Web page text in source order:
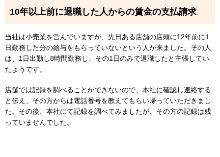
10年以上前に退職した人からの賃金の支払請求
当社は小売業を営んでいますが、先日ある店舗の店頭に12年前に1
日勤務した分の給与をもらっていないという人が来ました。その人
は、1日出勤し8時間勤務し、その1日のみで退職したと主張してい
たようです。
店舗では記録を調べることができないので、本社に確認し連絡する
と伝え、その方からは電話番号を教えてもらい帰っていただきまし
た。その後、本社にて記録を調べてみましたが、その方の記録は残
っていませんでした。